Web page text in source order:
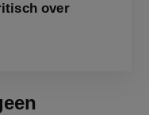
over